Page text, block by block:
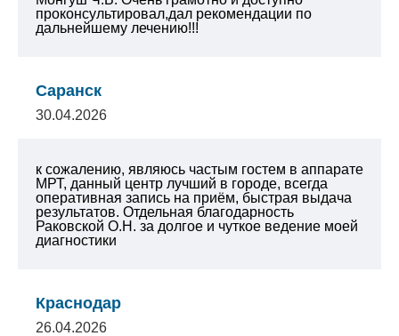
проконсультировал,дал рекомендации по
дальнейшему лечению!!!
Саранск
30.04.2026
к сожалению, являюсь частым гостем в аппарате
МРТ, данный центр лучший в городе, всегда
оперативная запись на приём, быстрая выдача
результатов. Отдельная благодарность
Раковской О.Н. за долгое и чуткое ведение моей
диагностики
Краснодар
26.04.2026